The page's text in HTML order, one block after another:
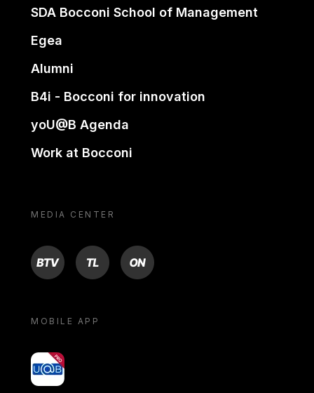
SDA Bocconi School of Management
Egea
Alumni
B4i - Bocconi for innovation
yoU@B Agenda
Work at Bocconi
MEDIA CENTER
BTV TL ON
MOBILE APP
yoU@B